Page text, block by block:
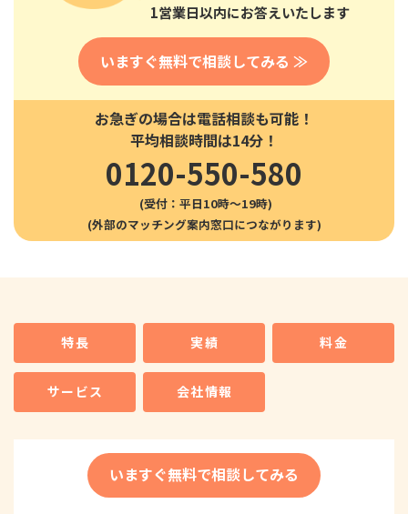
1営業日以内にお答えいたします
いますぐ無料で相談してみる ≫
お急ぎの場合は電話相談も可能！
平均相談時間は14分！
0120-550-580
(受付：平日10時〜19時)
特長 実績 料金
サービス 会社情報
いますぐ無料で相談してみる